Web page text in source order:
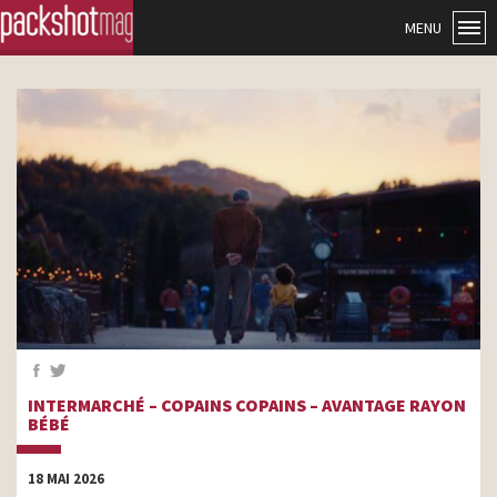
MENU
INTERMARCHÉ – COPAINS COPAINS – AVANTAGE RAYON
BÉBÉ
18 MAI 2026